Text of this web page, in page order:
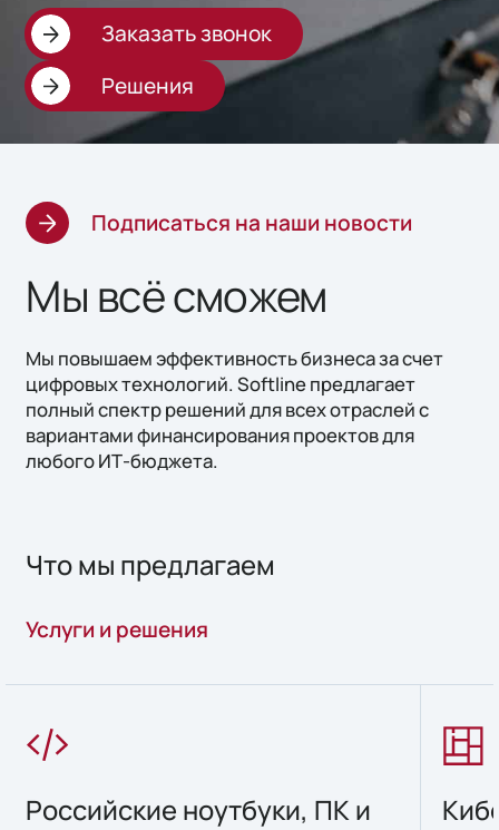
Заказать звонок
Решения
Подписаться на наши новости
Мы всё сможем
Мы повышаем эффективность бизнеса за счет
цифровых технологий. Softline предлагает
полный спектр решений для всех отраслей с
вариантами финансирования проектов для
любого ИТ-бюджета.
Что мы предлагаем
Услуги и решения
Российские ноутбуки, ПК и